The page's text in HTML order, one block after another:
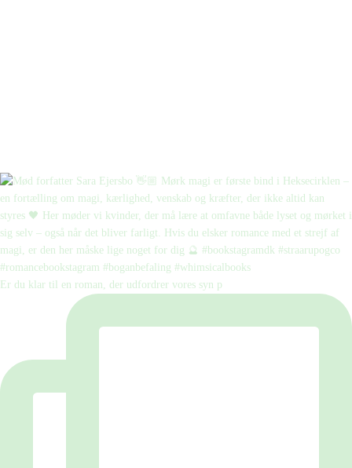
Er du klar til en roman, der udfordrer vores syn p